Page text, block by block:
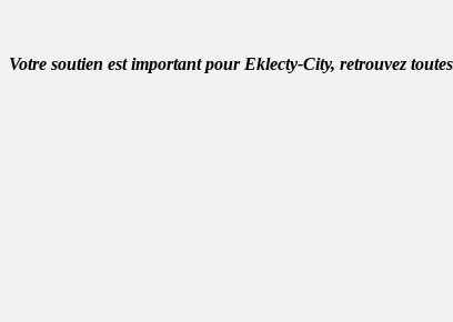
Votre soutien est important pour Eklecty-City, retrouvez